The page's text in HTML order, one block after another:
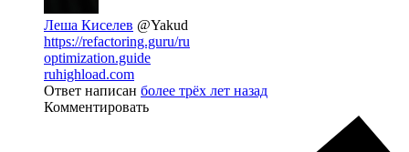
Леша Киселев @Yakud
https://refactoring.guru/ru
optimization.guide
ruhighload.com
Ответ написан более трёх лет назад
Комментировать